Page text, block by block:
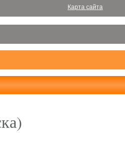
Карта сайта